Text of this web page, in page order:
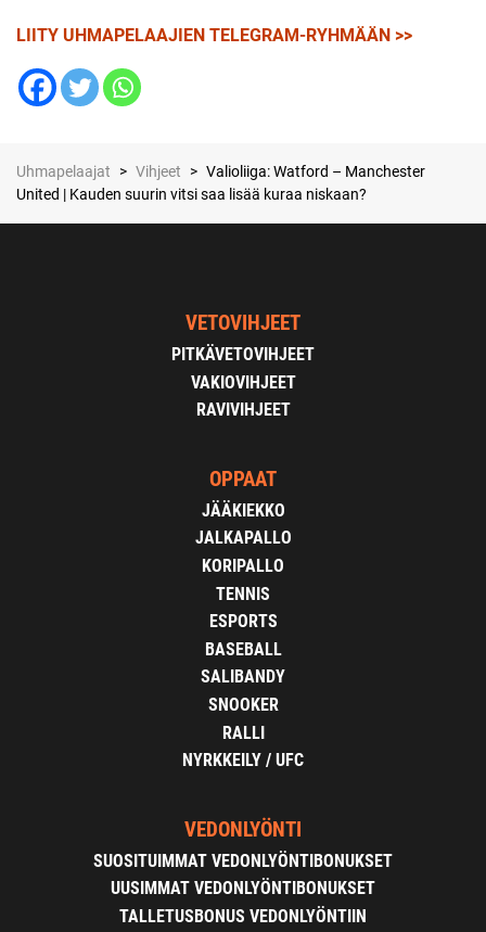
LIITY UHMAPELAAJIEN TELEGRAM-RYHMÄÄN >>
Uhmapelaajat > Vihjeet > Valioliiga: Watford – Manchester
United | Kauden suurin vitsi saa lisää kuraa niskaan?
VETOVIHJEET
PITKÄVETOVIHJEET
VAKIOVIHJEET
RAVIVIHJEET
OPPAAT
JÄÄKIEKKO
JALKAPALLO
KORIPALLO
TENNIS
ESPORTS
BASEBALL
SALIBANDY
SNOOKER
RALLI
NYRKKEILY / UFC
VEDONLYÖNTI
SUOSITUIMMAT VEDONLYÖNTIBONUKSET
UUSIMMAT VEDONLYÖNTIBONUKSET
TALLETUSBONUS VEDONLYÖNTIIN